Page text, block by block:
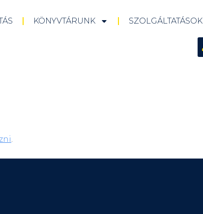
KÖNYVTÁRUNK SZOLGÁLTATÁSOK
.